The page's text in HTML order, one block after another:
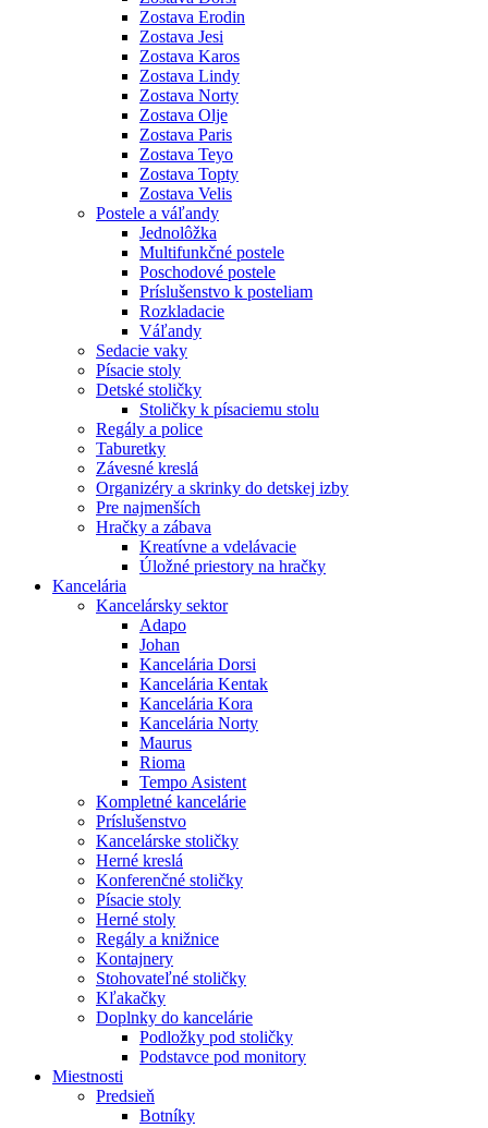
Zostava Erodin
Zostava Jesi
Zostava Karos
Zostava Lindy
Zostava Norty
Zostava Olje
Zostava Paris
Zostava Teyo
Zostava Topty
Zostava Velis
Postele a váľandy
Jednolôžka
Multifunkčné postele
Poschodové postele
Príslušenstvo k posteliam
Rozkladacie
Váľandy
Sedacie vaky
Písacie stoly
Detské stoličky
Stoličky k písaciemu stolu
Regály a police
Taburetky
Závesné kreslá
Organizéry a skrinky do detskej izby
Pre najmenších
Hračky a zábava
Kreatívne a vdelávacie
Úložné priestory na hračky
Kancelária
Kancelársky sektor
Adapo
Johan
Kancelária Dorsi
Kancelária Kentak
Kancelária Kora
Kancelária Norty
Maurus
Rioma
Tempo Asistent
Kompletné kancelárie
Príslušenstvo
Kancelárske stoličky
Herné kreslá
Konferenčné stoličky
Písacie stoly
Herné stoly
Regály a knižnice
Kontajnery
Stohovateľné stoličky
Kľakačky
Doplnky do kancelárie
Podložky pod stoličky
Podstavce pod monitory
Miestnosti
Predsieň
Botníky